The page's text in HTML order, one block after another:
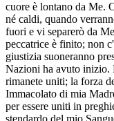
cuore è lontano da Me.
né caldi, quando
fuori e vi separerò da
peccatrice è finito; non
giustizia suoneranno
Nazioni ha avuto inizio.
rimanete uniti; la forza
Immacolato di mia
per essere uniti in
stendardo del mio